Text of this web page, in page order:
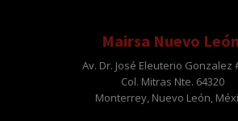
Mairsa Nuevo
Av. Dr. José Eleuterio Gonzalez
Col. Mitras Nte. 64320
Monterrey, Nuevo León,